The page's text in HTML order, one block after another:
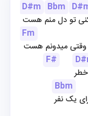
D#m Bbm
تو دل منم هست
Fm
وقتی میدونم هست
F#
خطر
Bbm
یک نفر